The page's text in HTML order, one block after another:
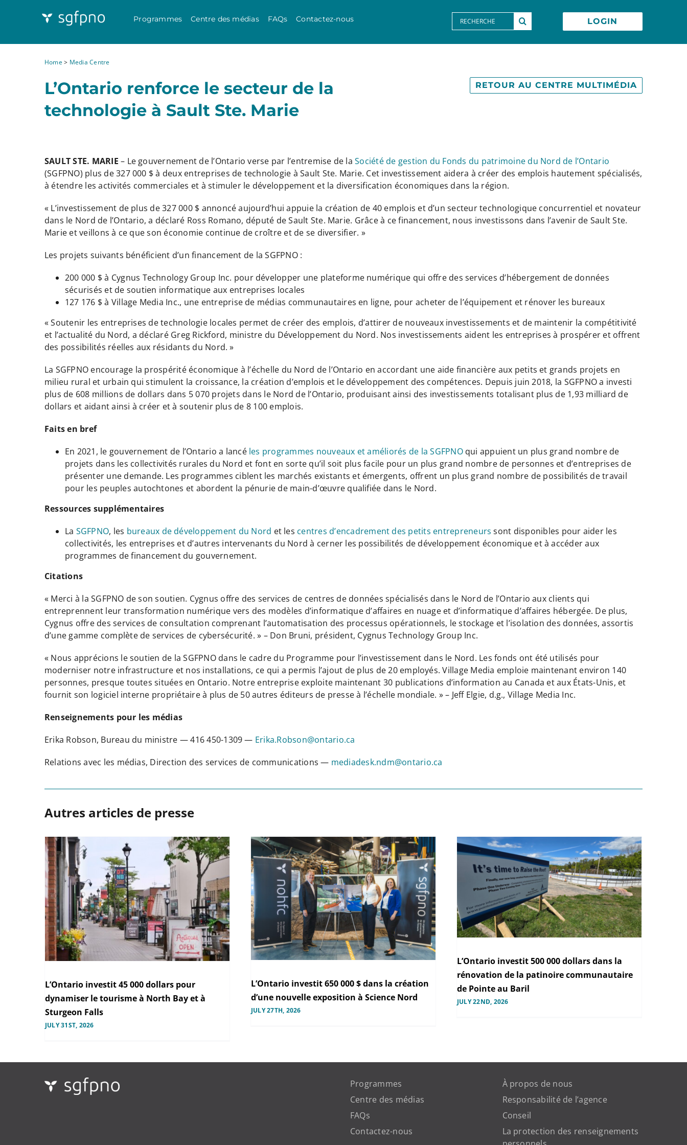
Programmes Centre des médias FAQs Contactez-nous
Search
for:
LOGIN
Home> Media Centre
L’Ontario renforce le secteur de la
technologie à Sault Ste. Marie
RETOUR AU CENTRE MULTIMÉDIA
SAULT STE. MARIE – Le gouvernement de l’Ontario verse par l’entremise de laSociété de gestion du Fonds du patrimoine du Nord de l’Ontario
(SGFPNO) plus de 327 000 $ à deux entreprises de technologie à Sault Ste. Marie. Cet investissement aidera à créer des emplois hautement spécialisés,
à étendre les activités commerciales et à stimuler le développement et la diversification économiques dans la région.
« L’investissement de plus de 327 000 $ annoncé aujourd’hui appuie la création de 40 emplois et d’un secteur technologique concurrentiel et novateur
dans le Nord de l’Ontario, a déclaré Ross Romano, député de Sault Ste. Marie. Grâce à ce financement, nous investissons dans l’avenir de Sault Ste.
Marie et veillons à ce que son économie continue de croître et de se diversifier. »
Les projets suivants bénéficient d’un financement de la SGFPNO :
200 000 $ à Cygnus Technology Group Inc. pour développer une plateforme numérique qui offre des services d’hébergement de données
sécurisés et de soutien informatique aux entreprises locales
127 176 $ à Village Media Inc., une entreprise de médias communautaires en ligne, pour acheter de l’équipement et rénover les bureaux
« Soutenir les entreprises de technologie locales permet de créer des emplois, d’attirer de nouveaux investissements et de maintenir la compétitivité
et l’actualité du Nord, a déclaré Greg Rickford, ministre du Développement du Nord. Nos investissements aident les entreprises à prospérer et offrent
des possibilités réelles aux résidants du Nord. »
La SGFPNO encourage la prospérité économique à l’échelle du Nord de l’Ontario en accordant une aide financière aux petits et grands projets en
milieu rural et urbain qui stimulent la croissance, la création d’emplois et le développement des compétences. Depuis juin 2018, la SGFPNO a investi
plus de 608 millions de dollars dans 5 070 projets dans le Nord de l’Ontario, produisant ainsi des investissements totalisant plus de 1,93 milliard de
dollars et aidant ainsi à créer et à soutenir plus de 8 100 emplois.
Faits en bref
En 2021, le gouvernement de l’Ontario a lancé les programmes nouveaux et améliorés de la SGFPNOqui appuient un plus grand nombre de
projets dans les collectivités rurales du Nord et font en sorte qu’il soit plus facile pour un plus grand nombre de personnes et d’entreprises de
présenter une demande. Les programmes ciblent les marchés existants et émergents, offrent un plus grand nombre de possibilités de travail
pour les peuples autochtones et abordent la pénurie de main-d’œuvre qualifiée dans le Nord.
Ressources supplémentaires
La SGFPNO, les bureaux de développement du Nord et les centres d’encadrement des petits entrepreneurs sont disponibles pour aider les
collectivités, les entreprises et d’autres intervenants du Nord à cerner les possibilités de développement économique et à accéder aux
programmes de financement du gouvernement.
Citations
« Merci à la SGFPNO de son soutien. Cygnus offre des services de centres de données spécialisés dans le Nord de l’Ontario aux clients qui
entreprennent leur transformation numérique vers des modèles d’informatique d’affaires en nuage et d’informatique d’affaires hébergée. De plus,
Cygnus offre des services de consultation comprenant l’automatisation des processus opérationnels, le stockage et l’isolation des données, assortis
d’une gamme complète de services de cybersécurité. » – Don Bruni, président, Cygnus Technology Group Inc.
« Nous apprécions le soutien de la SGFPNO dans le cadre du Programme pour l’investissement dans le Nord. Les fonds ont été utilisés pour
moderniser notre infrastructure et nos installations, ce qui a permis l’ajout de plus de 20 employés. Village Media emploie maintenant environ 140
personnes, presque toutes situées en Ontario. Notre entreprise exploite maintenant 30 publications d’information au Canada et aux États-Unis, et
fournit son logiciel interne propriétaire à plus de 50 autres éditeurs de presse à l’échelle mondiale. » – Jeff Elgie, d.g., Village Media Inc.
Renseignements pour les médias
Erika Robson, Bureau du ministre — 416 450-1309 — Erika.Robson@ontario.ca
Relations avec les médias, Direction des services de communications — mediadesk.ndm@ontario.ca
Autres articles de presse
L’Ontario investit 45 000 dollars pour
dynamiser le tourisme à North Bay et à
Sturgeon Falls
JULY 31ST, 2026
L’Ontario investit 650 000 $ dans la création
d’une nouvelle exposition à Science Nord
JULY 27TH, 2026
L’Ontario investit 500 000 dollars dans la
rénovation de la patinoire communautaire
de Pointe au Baril
JULY 22ND, 2026
Programmes
Centre des médias
FAQs
Contactez-nous
À propos de nous
Responsabilité de l’agence
Conseil
La protection des renseignements